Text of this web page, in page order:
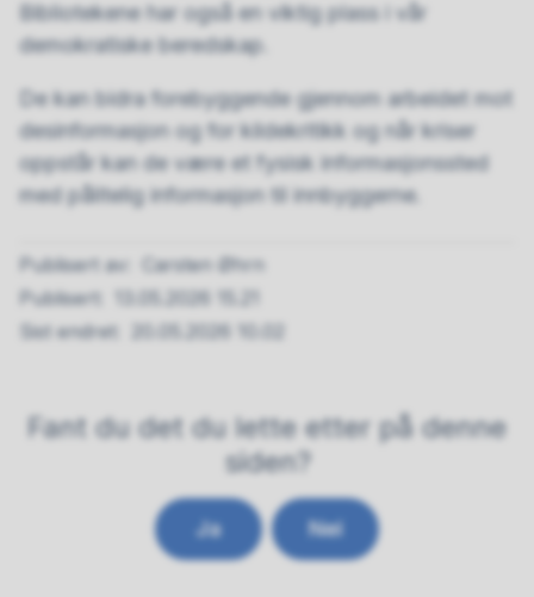
Bibliotekene har også en viktig plass i vår
demokratiske beredskap.
De kan bidra forebyggende gjennom arbeidet mot
desinformasjon og for kildekritikk og når kriser
oppstår kan de være et fysisk informasjonssted
med pålitelig informasjon til innbyggerne.
Publisert av
Carsten Øhrn
Publisert
13.05.2026 15.21
Sist endret
20.05.2026 10.02
Fant du det du lette etter på denne
siden?
Ja Nei